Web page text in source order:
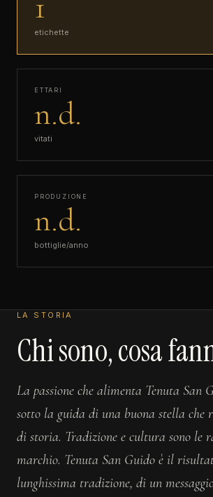
etichette
ETTARI
n.d.
vitati
PRODUZIONE
n.d.
bottiglie/anno
LA STORIA
Chi sono, cosa
La passione che alimenta Tenuta San
sotto la guida di una buona stella che
di storia. Tradizione e cultura sono le
marchio. Tenuta San Guido è il
lunghissima tradizione, di un